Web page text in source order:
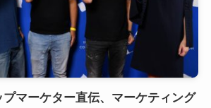
プマーケター直伝、マーケティング